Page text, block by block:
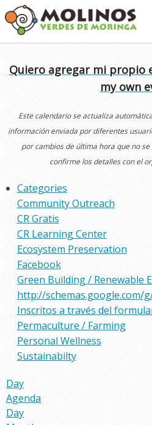
Skip
to
content
Quiero agregar mi propio
my own
Este calendario se actualiza
información enviada por diferentes
por cambios de última hora que no
confirme los detalles con el
Categories
Community Outreach
CR Gratis
CR Learning Center
Ecosystem Preservation
Facebook
Green Building / Renewable
http://schemas.google.com/
Inscritos a través del
Permaculture / Farming
Personal Wellness
Sustainabilty
Day
Agenda
Day